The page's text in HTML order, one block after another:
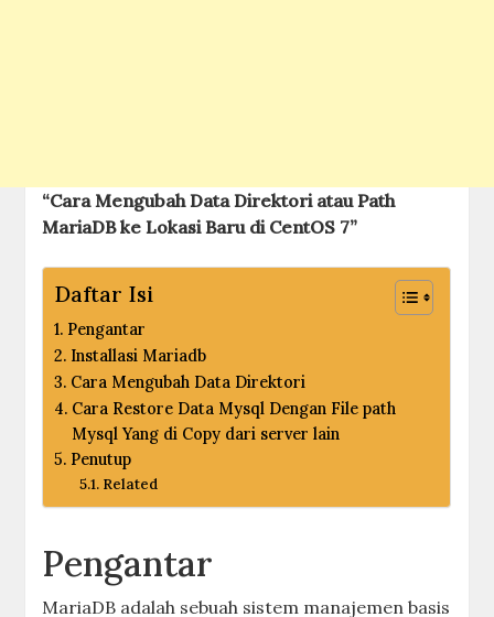
“Cara Mengubah Data Direktori atau Path
MariaDB ke Lokasi Baru di CentOS 7”
Daftar Isi
Pengantar
Installasi Mariadb
Cara Mengubah Data Direktori
Cara Restore Data Mysql Dengan File path
Mysql Yang di Copy dari server lain
Penutup
Related
Pengantar
MariaDB adalah sebuah sistem manajemen basis